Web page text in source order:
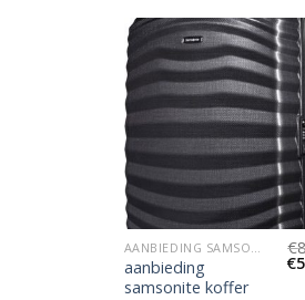
AANBIEDING SAMSONITE KOFFER
aanbieding
samsonite koffer
€
€